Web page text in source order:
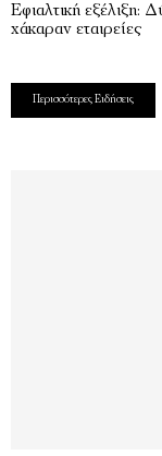
Εφιαλτική εξέλιξη:
χάκαραν εταιρείες
Περισσότερες Ειδήσεις